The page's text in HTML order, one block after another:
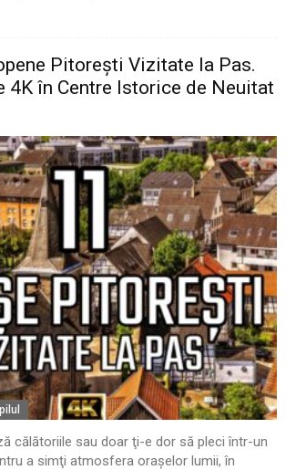
Pitoreşti Vizitate la Pas.
4K în Centre Istorice de Neuitat
călătoriile sau doar ţi-e dor să pleci într-un
a simţi atmosfera oraşelor lumii, în